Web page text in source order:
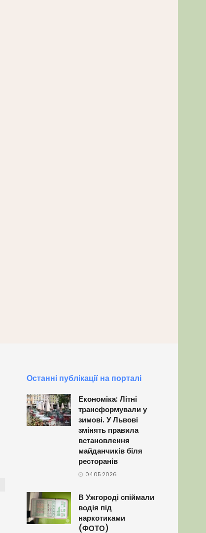
Останні публікації на порталі
Економіка: Літні
трансформували у
зимові. У Львові
змінять правила
встановлення
майданчиків біля
ресторанів
04.05.2026
В Ужгороді спіймали
водія під
наркотиками
(ФОТО)